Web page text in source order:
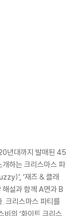
년대까지 발매된 45
하는 크리스마스 파
‘재즈 & 클래
해설과 함께 A면과 B
크리스마스 파티를
의 ‘화이트 크리스